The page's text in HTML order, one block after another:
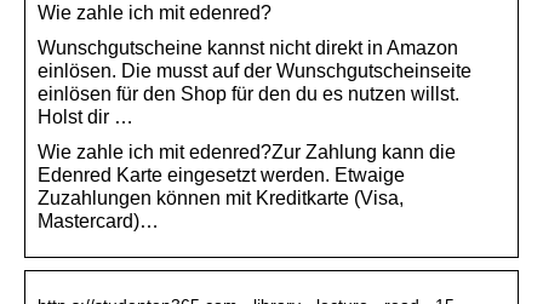
Wie zahle ich mit edenred?
Wunschgutscheine kannst nicht direkt in Amazon
einlösen. Die musst auf der Wunschgutscheinseite
einlösen für den Shop für den du es nutzen willst.
Holst dir …
Wie zahle ich mit edenred?Zur Zahlung kann die
Edenred Karte eingesetzt werden. Etwaige
Zuzahlungen können mit Kreditkarte (Visa,
Mastercard)…